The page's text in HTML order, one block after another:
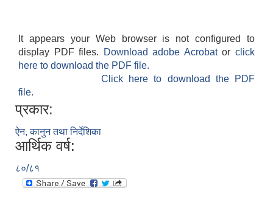
It appears your Web browser is not configured to
display PDF files.
Download adobe Acrobatorclick
here to download the PDF file.
Click here to download the PDF
file.
प्रकार:
ऐन, कानुन तथा निर्देशिका
आर्थिक वर्ष:
८०/८१